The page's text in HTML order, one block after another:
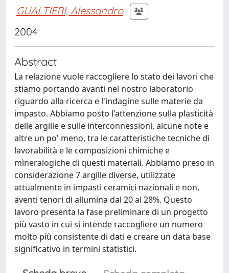
GUALTIERI, Alessandro
2004
Abstract
La relazione vuole raccogliere lo stato dei lavori che
stiamo portando avanti nel nostro laboratorio
riguardo alla ricerca e l'indagine sulle materie da
impasto. Abbiamo posto l'attenzione sulla plasticità
delle argille e sulle interconnessioni, alcune note e
altre un po' meno, tra le caratteristiche tecniche di
lavorabilità e le composizioni chimiche e
mìneralogiche di questi materiali. Abbiamo preso in
considerazione 7 argille diverse, utilizzate
attualmente in impasti ceramici nazionali e non,
aventi tenori di allumina dal 20 al 28%. Questo
lavoro presenta la fase preliminare di un progetto
più vasto in cui si intende raccogliere un numero
molto più consistente di dati e creare un data base
significativo in termini statistici.